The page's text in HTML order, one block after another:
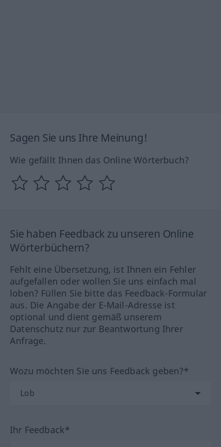
Sagen Sie uns Ihre Meinung!
Wie gefällt Ihnen das Online Wörterbuch?
Sie haben Feedback zu unseren Online
Wörterbüchern?
Fehlt eine Übersetzung, ist Ihnen ein Fehler
aufgefallen oder wollen Sie uns einfach mal
loben? Füllen Sie bitte das Feedback-Formular
aus. Die Angabe der E-Mail-Adresse ist
optional und dient gemäß unserem
Datenschutz nur zur Beantwortung Ihrer
Anfrage.
Wozu möchten Sie uns Feedback geben?*
Ihr Feedback*